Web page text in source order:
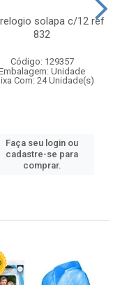
solapa c/12 ref
832
Código: 129357
Unidade
Com: 24 Unidade(s)
Faça seu login ou
cadastre-se para
comprar.